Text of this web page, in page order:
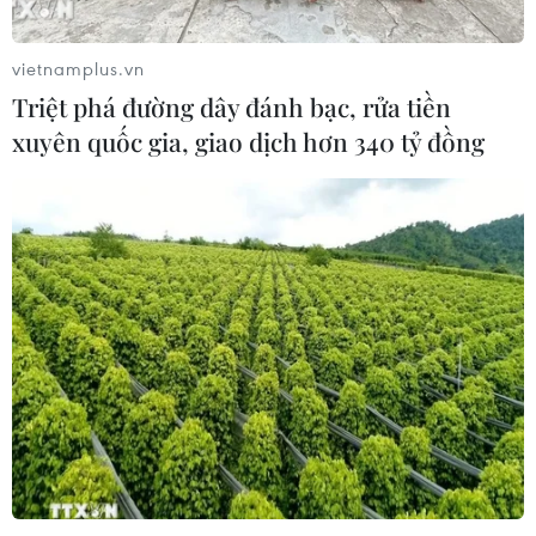
10/08/2026 10:19
Bộ Giáo dục-Đào tạo yêu cầu địa
phương bảo đảm đủ giáo viên sau
10/08/2026 09:47
Vietnam Airlines đã chuyên chở 7,5
triệu khách đường bay Việt Nam-
Australia
10/08/2026 09:45
Chủ quan với vết xước nhỏ, nhiều
người đối mặt nguy cơ tàn phế
vietnamplus.vn
Triệt phá đường dây đánh bạc, rửa tiền
xuyên quốc gia, giao dịch hơn 340 tỷ đồng